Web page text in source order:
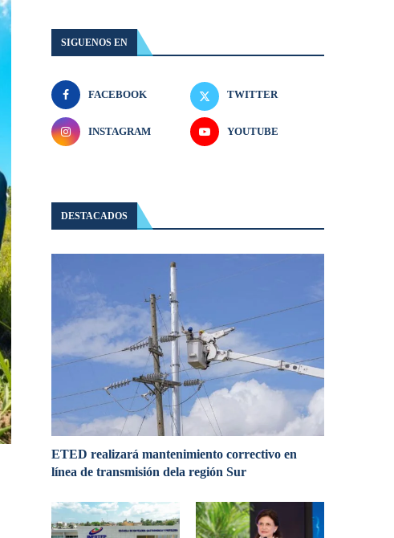
SIGUENOS EN
FACEBOOK TWITTER
INSTAGRAM YOUTUBE
DESTACADOS
ETED realizará mantenimiento correctivo en
línea de transmisión dela región Sur